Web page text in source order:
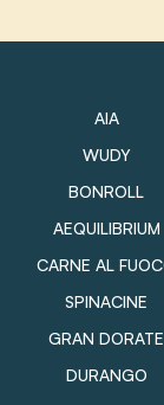
AIA
WUDY
BONROLL
AEQUILIBRIUM
CARNE AL
SPINACINE
GRAN DORATE
DURANGO